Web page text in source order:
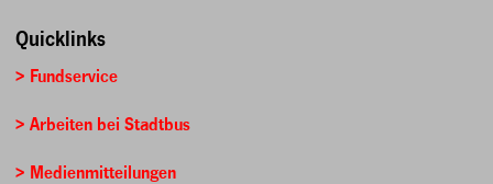
Quicklinks
> Fundservice
> Arbeiten bei Stadtbus
> Medienmitteilungen